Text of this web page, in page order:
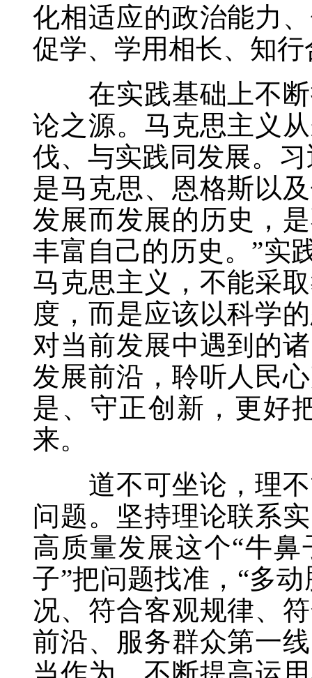
化相适应的政治能力
促学、学用相长、知行
在实践基础上不断
论之源。马克思主义
伐、与实践同发展。
是马克思、恩格斯以
发展而发展的历史，
丰富自己的历史。”实
马克思主义，不能采
度，而是应该以科学
对当前发展中遇到的
发展前沿，聆听人民
是、守正创新，更好
来。
道不可坐论，理不
问题。坚持理论联系
高质量发展这个“牛
子”把问题找准，“多
况、符合客观规律、
前沿、服务群众第一